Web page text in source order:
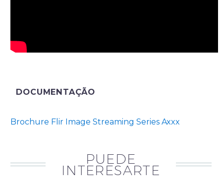
DOCUMENTAÇÃO
Brochure Flir Image Streaming Series Axxx
PUEDE
INTERESARTE